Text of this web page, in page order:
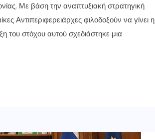
Με βάση την αναπτυξιακή στρατηγική
Αντιπεριφερειάρχες φιλοδοξούν να γίνει η
του στόχου αυτού σχεδιάστηκε μια